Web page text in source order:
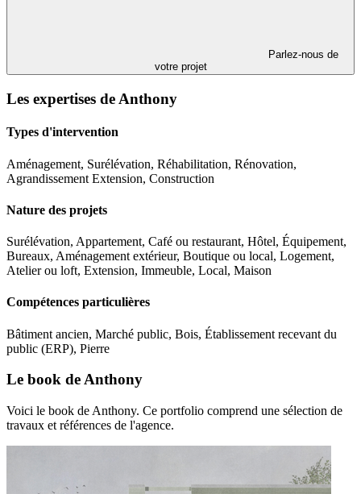
Parlez-nous de
votre projet
Les expertises de Anthony
Types d'intervention
Aménagement, Surélévation, Réhabilitation, Rénovation,
Agrandissement Extension, Construction
Nature des projets
Surélévation, Appartement, Café ou restaurant, Hôtel, Équipement,
Bureaux, Aménagement extérieur, Boutique ou local, Logement,
Atelier ou loft, Extension, Immeuble, Local, Maison
Compétences particulières
Bâtiment ancien, Marché public, Bois, Établissement recevant du
public (ERP), Pierre
Le book de Anthony
Voici le book de Anthony. Ce portfolio comprend une sélection de
travaux et références de l'agence.